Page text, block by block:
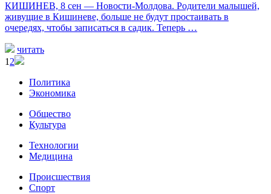
КИШИНЕВ, 8 сен — Новости-Молдова. Родители малышей,
живущие в Кишиневе, больше не будут простаивать в
очередях, чтобы записаться в садик. Теперь …
читать
1 2
Политика
Экономика
Общество
Культура
Технологии
Медицина
Происшествия
Спорт